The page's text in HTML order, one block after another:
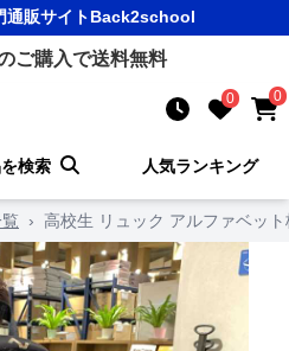
通販サイトBack2school
ご購入で送料無料
0 0
検索 人気ランキング
› 高校生 リュック アルファベッ